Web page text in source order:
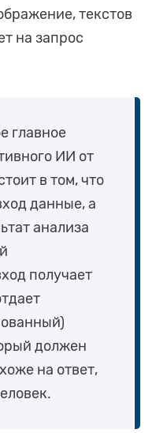
текстов
на запрос
главное
ИИ от
в том, что
данные, а
анализа
получает
должен
на ответ,